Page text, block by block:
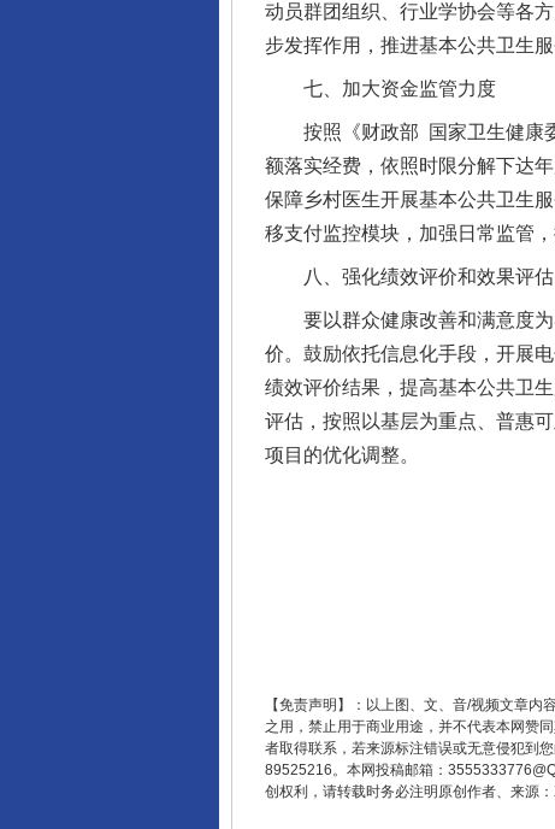
动员群团组织、行业学协会等各
步发挥作用，推进基本公共卫生
七、加大资金监管力度
按照《财政部 国家卫生健康委
额落实经费，依照时限分解下达
保障乡村医生开展基本公共卫生
移支付监控模块，加强日常监管
八、强化绩效评价和效果评估
要以群众健康改善和满意度为
价。鼓励依托信息化手段，开展
绩效评价结果，提高基本公共卫
评估，按照以基层为重点、普惠
项目的优化调整。
【免责声明】：以上图、文、音/视频文章
之用，禁止用于商业用途，并不代表本网赞
者取得联系，若来源标注错误或无意侵犯到
89525216。本网投稿邮箱：
创权利，请转载时务必注明原创作者、来源：
网上购药对药下症？
这是一记警钟！
在谋一域中谋全局